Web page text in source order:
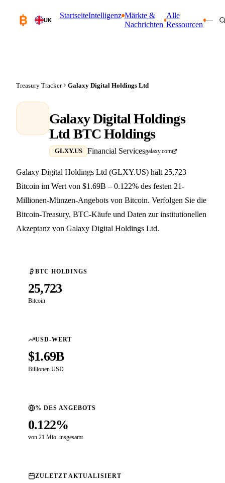
UK
StartseiteIntelligenz Märkte &
Nachrichten
Alle
Ressourcen
—
Treasury Tracker Galaxy Digital Holdings Ltd
Galaxy Digital Holdings
Ltd BTC Holdings
GLXY.US Financial Servicesgalaxy.com
Galaxy Digital Holdings Ltd (GLXY.US) hält 25,723
Bitcoin im Wert von $1.69B – 0.122% des festen 21-
Millionen-Münzen-Angebots von Bitcoin. Verfolgen Sie die
Bitcoin-Treasury, BTC-Käufe und Daten zur institutionellen
Akzeptanz von Galaxy Digital Holdings Ltd.
BTC HOLDINGS
25,723
Bitcoin
USD-WERT
$1.69B
Billionen USD
% DES ANGEBOTS
0.122%
von 21 Mio. insgesamt
ZULETZT AKTUALISIERT